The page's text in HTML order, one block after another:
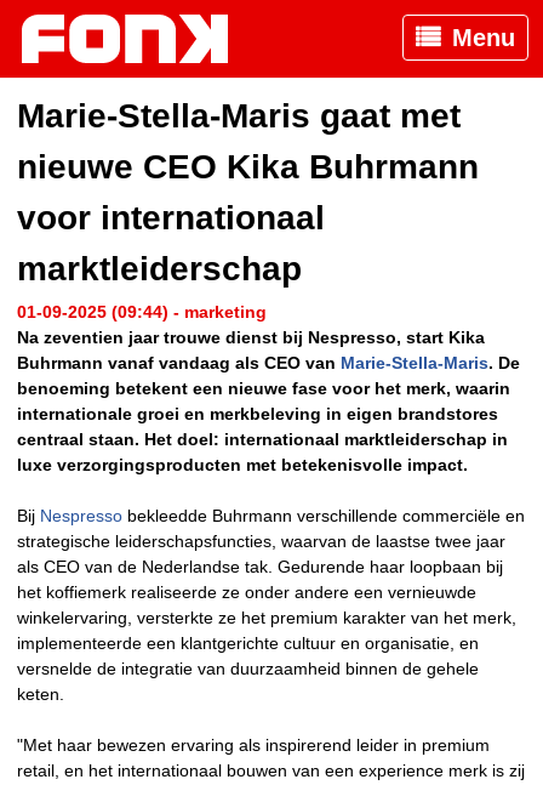
Menu
Marie-Stella-Maris gaat met
nieuwe CEO Kika Buhrmann
voor internationaal
marktleiderschap
01-09-2025 (09:44) - marketing
Na zeventien jaar trouwe dienst bij Nespresso, start Kika
Buhrmann vanaf vandaag als CEO van Marie-Stella-Maris. De
benoeming betekent een nieuwe fase voor het merk, waarin
internationale groei en merkbeleving in eigen brandstores
centraal staan. Het doel: internationaal marktleiderschap in
luxe verzorgingsproducten met betekenisvolle impact.
Bij Nespresso bekleedde Buhrmann verschillende commerciële en
strategische leiderschapsfuncties, waarvan de laastse twee jaar
als CEO van de Nederlandse tak. Gedurende haar loopbaan bij
het koffiemerk realiseerde ze onder andere een vernieuwde
winkelervaring, versterkte ze het premium karakter van het merk,
implementeerde een klantgerichte cultuur en organisatie, en
versnelde de integratie van duurzaamheid binnen de gehele
keten.
"Met haar bewezen ervaring als inspirerend leider in premium
retail, en het internationaal bouwen van een experience merk is zij